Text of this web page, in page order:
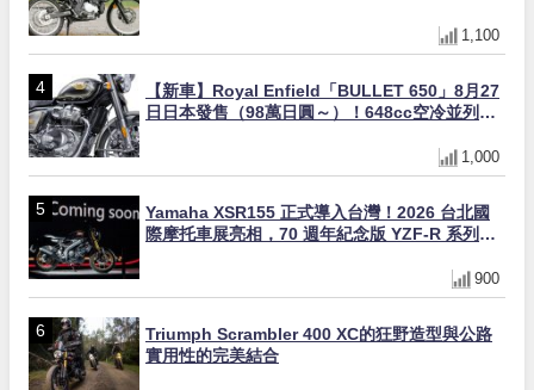
1,100
【新車】Royal Enfield「BULLET 650」8月27
日日本發售（98萬日圓～）！648cc空冷並列雙
1,000
Yamaha XSR155 正式導入台灣！2026 台北國
際摩托車展亮相，70 週年紀念版 YZF-R 系列限
900
Triumph Scrambler 400 XC的狂野造型與公路
實用性的完美結合